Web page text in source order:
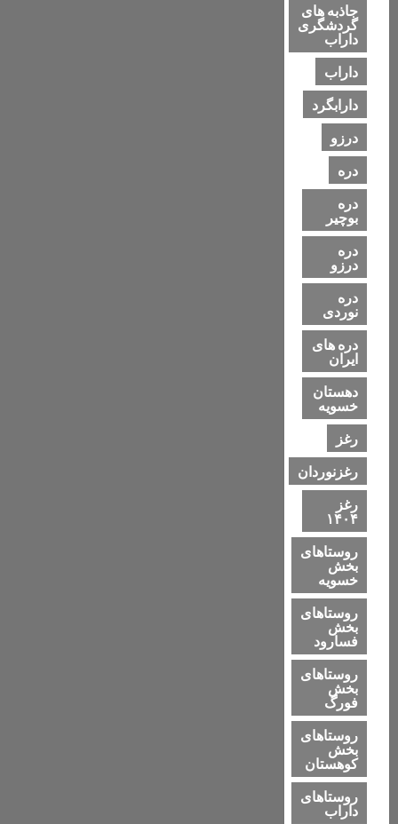
جاذبه های
گردشگری
داراب
داراب
دارابگرد
درزو
دره
دره
بوچیر
دره
درزو
دره
نوردی
دره های
ایران
دهستان
خسویه
رغز
رغزنوردان
رغز
۱۴۰۴
روستاهای
بخش
خسویه
روستاهای
بخش
فسارود
روستاهای
بخش
فورگ
روستاهای
بخش
کوهستان
روستاهای
داراب